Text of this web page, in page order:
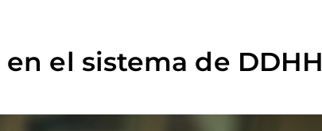
el sistema de DDHH